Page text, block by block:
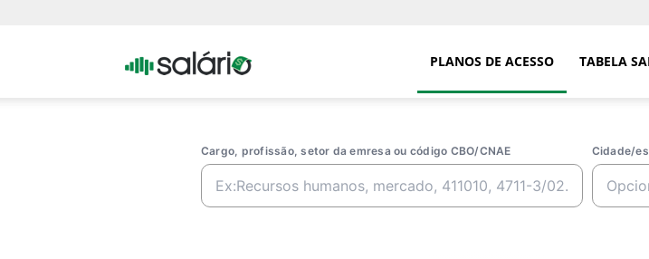
Portal PLANOS DE ACESSO TABELA
Cargo, profissão, setor da emresa ou código CBO/CNAE Cidade/